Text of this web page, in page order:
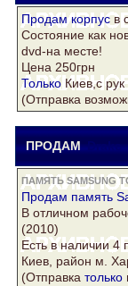
Продамкорпусв
Состояние как
dvd-на месте!
Цена 250грн
Только Киев,с
(Отправка
ПРОДАМ Drake
ПАМЯТЬ SAMSUNG
Продам память
В отличном
(2010)
Есть в наличии 4
Киев, район м.
(Отправка только